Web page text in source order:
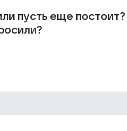
пусть еще